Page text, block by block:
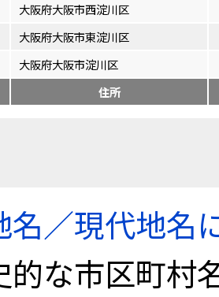
大阪府大阪市西淀川区
大阪府大阪市東淀川区
大阪府大阪市淀川区
住所
名／現代地名
的な市区町村